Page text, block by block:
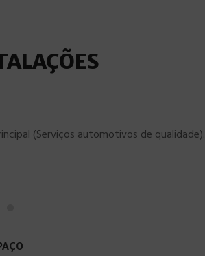
(Serviços automotivos de qualidade).